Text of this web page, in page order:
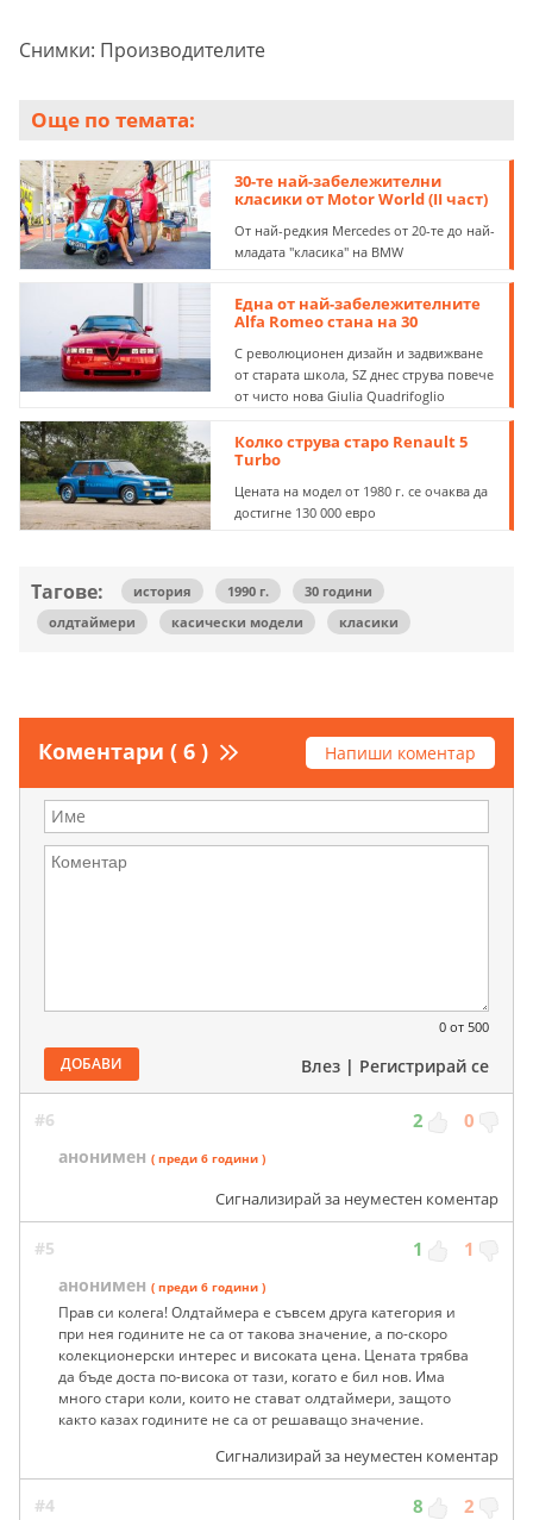
Снимки: Производителите
Още по темата:
30-те най-забележителни
класики от Motor World (II част)
От най-редкия Mercedes от 20-те до най-
младата "класика" на BMW
Една от най-забележителните
Alfa Romeo стана на 30
С революционен дизайн и задвижване
от старата школа, SZ днес струва повече
от чисто нова Giulia Quadrifoglio
Колко струва старо Renault 5
Turbo
Цената на модел от 1980 г. се очаква да
достигне 130 000 евро
Тагове: история 1990 г.
30 години
олдтаймери
касически модели класики
Коментари ( 6 ) Напиши коментар
0 от 500
ДОБАВИ Влез | Регистрирай се
#6 2 0
анонимен ( преди 6 години )
Сигнализирай за неуместен коментар
#5 1 1
анонимен ( преди 6 години )
Прав си колега! Олдтаймера е съвсем друга категория и
при нея годините не са от такова значение, а по-скоро
колекционерски интерес и високата цена. Цената трябва
да бъде доста по-висока от тази, когато е бил нов. Има
много стари коли, които не стават олдтаймери, защото
както казах годините не са от решаващо значение.
Сигнализирай за неуместен коментар
#4 8 2